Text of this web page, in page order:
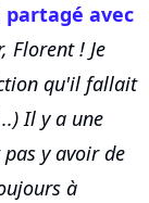
partagé avec
Florent ! Je
qu'il fallait
Il y a une
y avoir de
à